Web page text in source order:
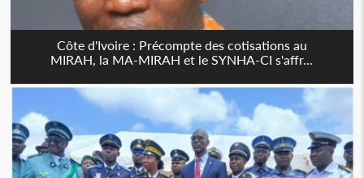
Côte d'Ivoire : Précompte des cotisations au
MIRAH, la MA-MIRAH et le SYNHA-CI s'affr...